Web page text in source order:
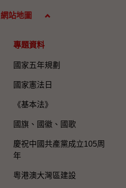
網站地圖
專題資料
國家五年規劃
國家憲法日
《基本法》
國旗、國徽、國歌
慶祝中國共產黨成立105周
年
粵港澳大灣區建設